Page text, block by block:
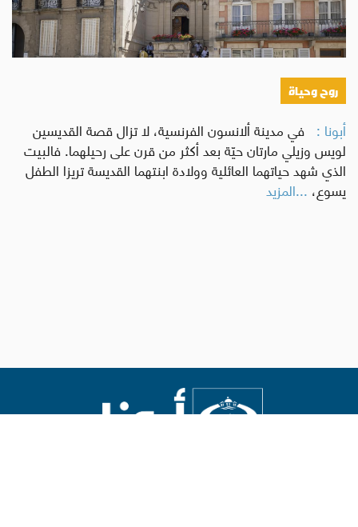
روح وحياة
أبونا : في مدينة ألانسون الفرنسية، لا تزال قصة القديسين
لويس وزيلي مارتان حيّة بعد أكثر من قرن على رحيلهما. فالبيت
الذي شهد حياتهما العائلية وولادة ابنتهما القديسة تريزا الطفل
يسوع، ...المزيد